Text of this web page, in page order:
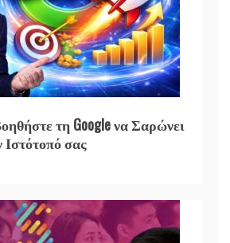
τη Google να Σαρώνει
Ιστότοπό σας